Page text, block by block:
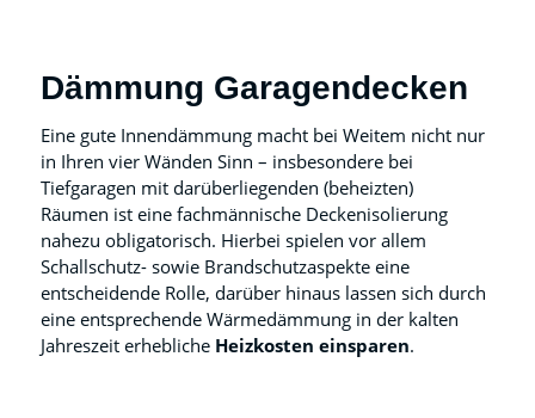
Dämmung Garagendecken
Eine gute Innendämmung macht bei Weitem nicht nur
in Ihren vier Wänden Sinn – insbesondere bei
Tiefgaragen mit darüberliegenden (beheizten)
Räumen ist eine fachmännische Deckenisolierung
nahezu obligatorisch. Hierbei spielen vor allem
Schallschutz- sowie Brandschutzaspekte eine
entscheidende Rolle, darüber hinaus lassen sich durch
eine entsprechende Wärmedämmung in der kalten
Jahreszeit erhebliche Heizkosten einsparen.